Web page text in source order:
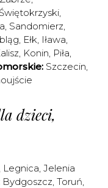
,
, Sandomierz,
, Ełk, Iława,
, Konin, Piła,
Szczecin,
dzieci,
Legnica, Jelenia
Bydgoszcz, Toruń,